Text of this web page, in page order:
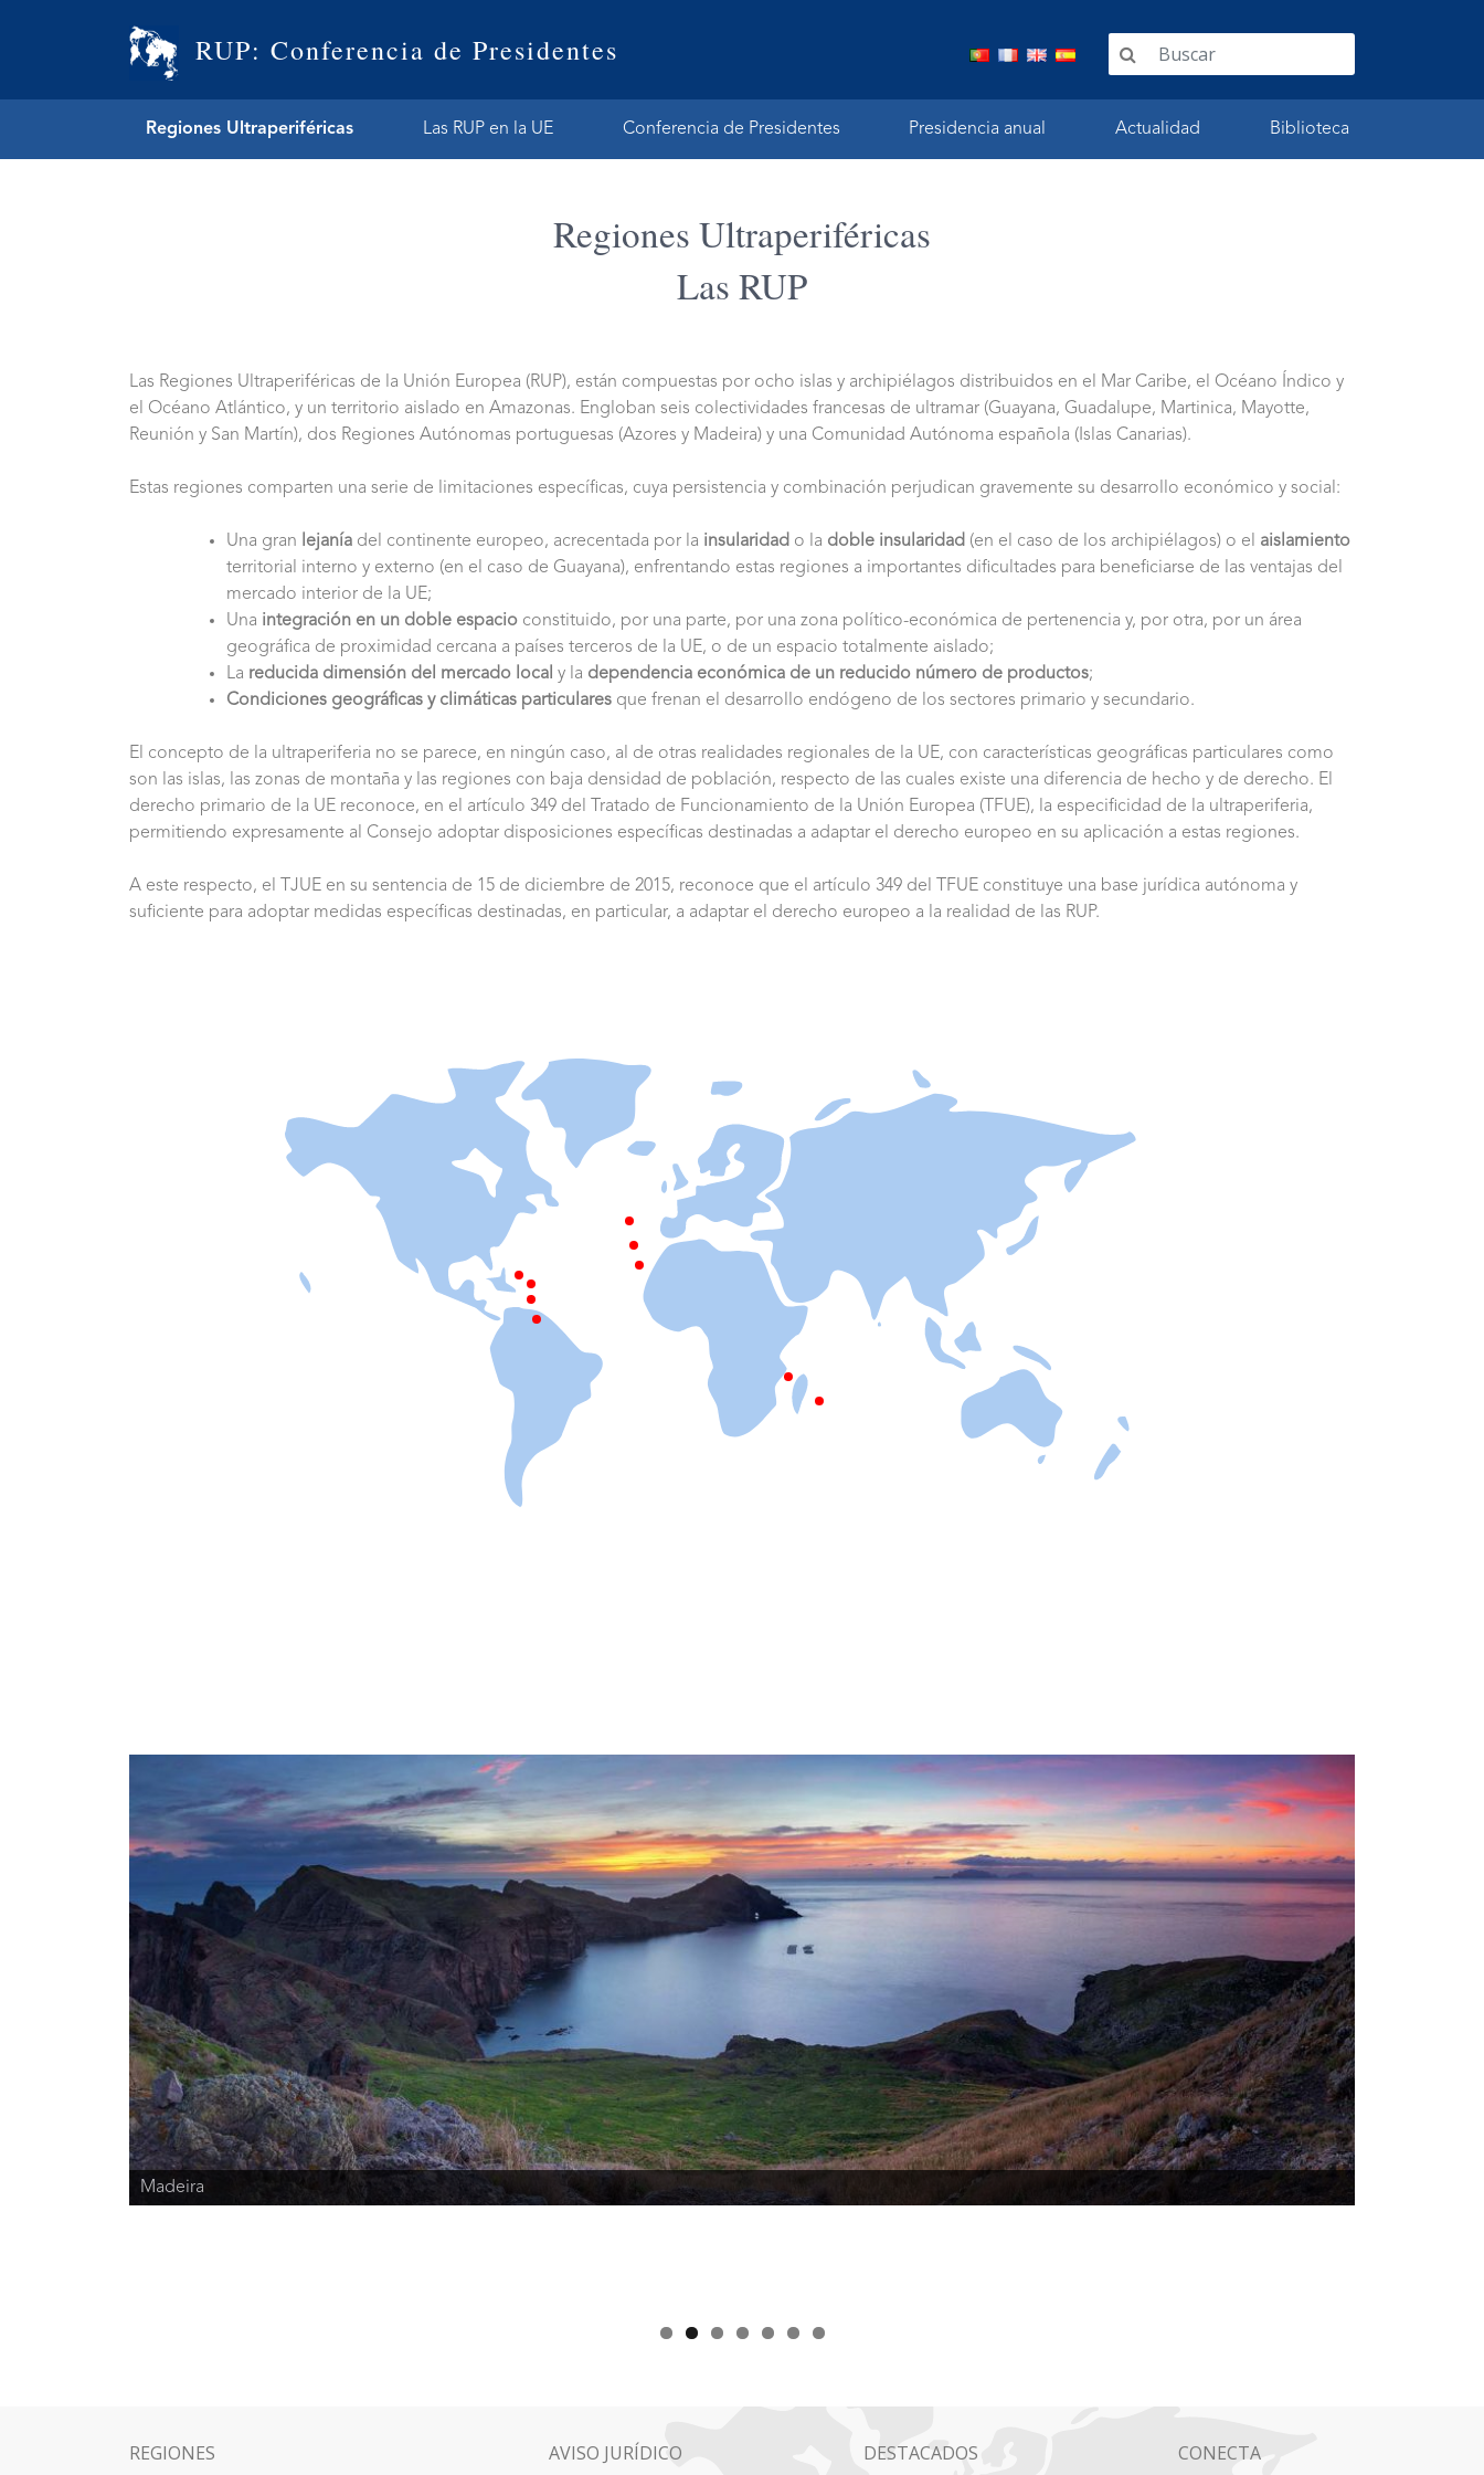
RUP: Conferencia de Presidentes
Regiones Ultraperiféricas Las RUP en la UE Conferencia de Presidentes Presidencia anual Actualidad Biblioteca
Regiones Ultraperiféricas
Las RUP
Las Regiones Ultraperiféricas de la Unión Europea (RUP), están compuestas por ocho islas y archipiélagos distribuidos en el Mar Caribe, el Océano Índico y
el Océano Atlántico, y un territorio aislado en Amazonas. Engloban seis colectividades francesas de ultramar (Guayana, Guadalupe, Martinica, Mayotte,
Reunión y San Martín), dos Regiones Autónomas portuguesas (Azores y Madeira) y una Comunidad Autónoma española (Islas Canarias).
Estas regiones comparten una serie de limitaciones específicas, cuya persistencia y combinación perjudican gravemente su desarrollo económico y social:
Una gran lejanía del continente europeo, acrecentada por la insularidad o la doble insularidad (en el caso de los archipiélagos) o el aislamiento
territorial interno y externo (en el caso de Guayana), enfrentando estas regiones a importantes dificultades para beneficiarse de las ventajas del
mercado interior de la UE;
Una integración en un doble espacio constituido, por una parte, por una zona político-económica de pertenencia y, por otra, por un área
geográfica de proximidad cercana a países terceros de la UE, o de un espacio totalmente aislado;
La reducida dimensión del mercado local y la dependencia económica de un reducido número de productos;
Condiciones geográficas y climáticas particulares que frenan el desarrollo endógeno de los sectores primario y secundario.
El concepto de la ultraperiferia no se parece, en ningún caso, al de otras realidades regionales de la UE, con características geográficas particulares como
son las islas, las zonas de montaña y las regiones con baja densidad de población, respecto de las cuales existe una diferencia de hecho y de derecho. El
derecho primario de la UE reconoce, en el artículo 349 del Tratado de Funcionamiento de la Unión Europea (TFUE), la especificidad de la ultraperiferia,
permitiendo expresamente al Consejo adoptar disposiciones específicas destinadas a adaptar el derecho europeo en su aplicación a estas regiones.
A este respecto, el TJUE en su sentencia de 15 de diciembre de 2015, reconoce que el artículo 349 del TFUE constituye una base jurídica autónoma y
suficiente para adoptar medidas específicas destinadas, en particular, a adaptar el derecho europeo a la realidad de las RUP.
Madeira
REGIONES AVISO JURÍDICO DESTACADOS CONECTA